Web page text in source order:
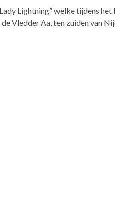
Lightning” welke tijdens
Vledder Aa, ten zuiden van